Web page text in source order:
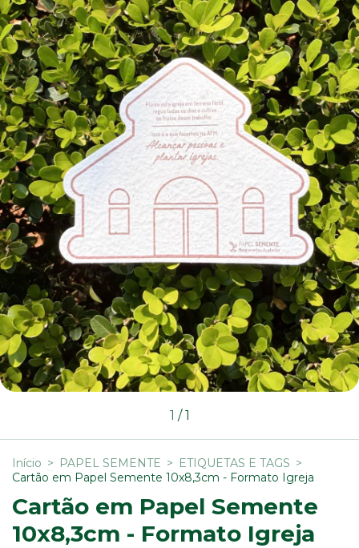
1 /1
Início > PAPEL SEMENTE > ETIQUETAS E TAGS >
Cartão em Papel Semente 10x8,3cm - Formato Igreja
Cartão em Papel Semente
10x8,3cm - Formato Igreja